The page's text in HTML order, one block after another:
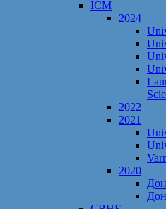
ICM
2024
2022
2021
2020